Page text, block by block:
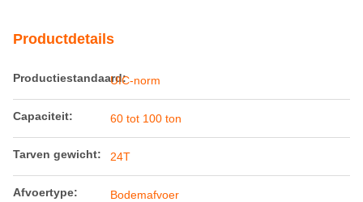
Productdetails
Productiestandaard:UIC-norm
Capaciteit: 60 tot 100 ton
Tarven gewicht: 24T
Afvoertype: Bodemafvoer